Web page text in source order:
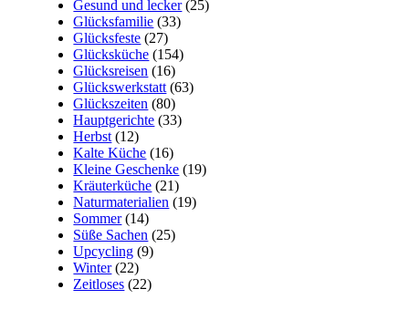
Gesund und lecker(25)
Glücksfamilie (33)
Glücksfeste (27)
Glücksküche (154)
Glücksreisen (16)
Glückswerkstatt(63)
Glückszeiten (80)
Hauptgerichte (33)
Herbst(12)
Kalte Küche (16)
Kleine Geschenke (19)
Kräuterküche (21)
Naturmaterialien (19)
Sommer(14)
Süße Sachen (25)
Upcycling (9)
Winter(22)
Zeitloses (22)